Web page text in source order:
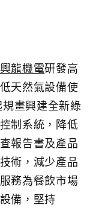
興龍機電研發高
天然氣設備使
畫興建全新綠
制系統，降低
報告書及產品
術，減少產品
務為餐飲市場
備，堅持